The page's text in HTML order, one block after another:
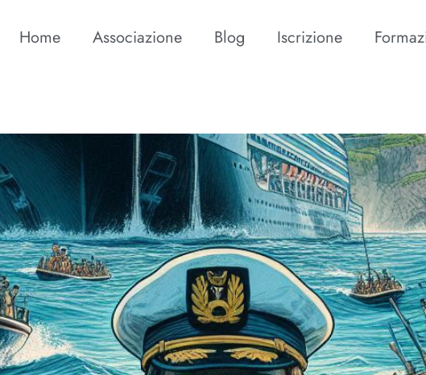
Home Associazione Blog Iscrizione